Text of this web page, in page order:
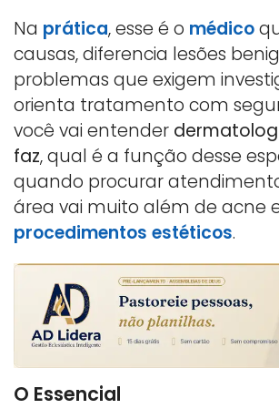
Na prática, esse é o médico
causas, diferencia lesões
problemas que exigem
orienta tratamento com
você vai entender
faz, qual é a função desse
quando procurar
área vai muito além de acne
procedimentos estéticos.
O Essencial